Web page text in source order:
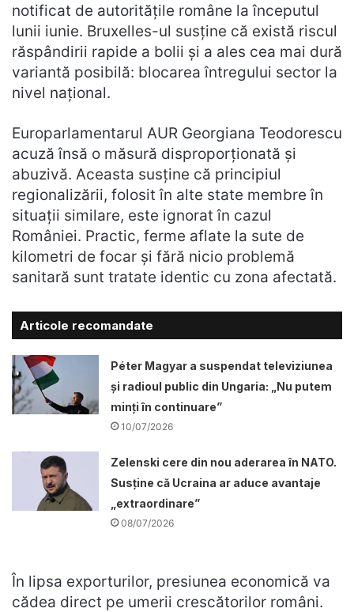
notificat de autoritățile române la începutul
lunii iunie. Bruxelles-ul susține că există riscul
răspândirii rapide a bolii și a ales cea mai dură
variantă posibilă: blocarea întregului sector la
nivel național.
Europarlamentarul AUR Georgiana Teodorescu
acuză însă o măsură disproporționată și
abuzivă. Aceasta susține că principiul
regionalizării, folosit în alte state membre în
situații similare, este ignorat în cazul
României. Practic, ferme aflate la sute de
kilometri de focar și fără nicio problemă
sanitară sunt tratate identic cu zona afectată.
Articole recomandate
Péter Magyar a suspendat televiziunea
și radioul public din Ungaria: „Nu putem
minți în continuare”
10/07/2026
Zelenski cere din nou aderarea în NATO.
Susține că Ucraina ar aduce avantaje
„extraordinare”
08/07/2026
În lipsa exporturilor, presiunea economică va
cădea direct pe umerii crescătorilor români.